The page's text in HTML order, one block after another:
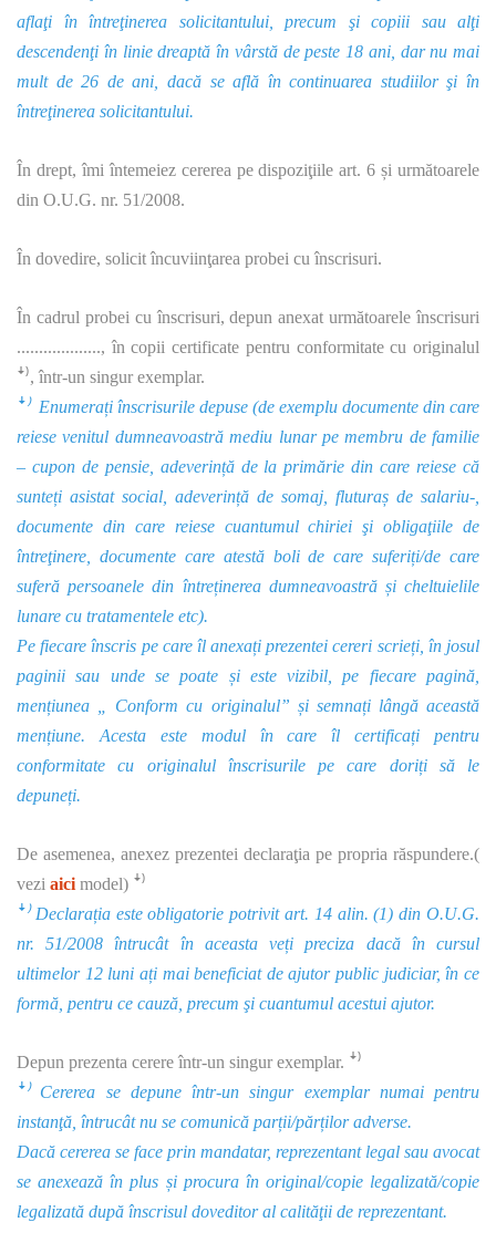
aflaţi în întreţinerea solicitantului, precum şi copiii sau alţi
descendenţi în linie dreaptă în vârstă de peste 18 ani, dar nu mai
mult de 26 de ani, dacă se află în continuarea studiilor şi în
întreţinerea solicitantului.
În drept, îmi întemeiez cererea pe dispoziţiile art. 6 și următoarele
din O.U.G. nr. 51/2008.
În dovedire, solicit încuviinţarea probei cu înscrisuri.
În cadrul probei cu înscrisuri, depun anexat următoarele înscrisuri
..................., în copii certificate pentru conformitate cu originalul
ꜜ⁾, într-un singur exemplar.
ꜜ⁾ Enumerați înscrisurile depuse (de exemplu documente din care
reiese venitul dumneavoastră mediu lunar pe membru de familie
– cupon de pensie, adeverință de la primărie din care reiese că
sunteți asistat social, adeverință de somaj, fluturaș de salariu-,
documente din care reiese cuantumul chiriei şi obligaţiile de
întreţinere, documente care atestă boli de care suferiți/de care
suferă persoanele din întreținerea dumneavoastră și cheltuielile
lunare cu tratamentele etc).
Pe fiecare înscris pe care îl anexați prezentei cereri scrieți, în josul
paginii sau unde se poate și este vizibil, pe fiecare pagină,
mențiunea „ Conform cu originalul” și semnați lângă această
mențiune. Acesta este modul în care îl certificați pentru
conformitate cu originalul înscrisurile pe care doriți să le
depuneți.
De asemenea, anexez prezentei declaraţia pe propria răspundere.(
vezi aici model) ꜜ⁾
ꜜ⁾ Declarația este obligatorie potrivit art. 14 alin. (1) din O.U.G.
nr. 51/2008 întrucât în aceasta veți preciza dacă în cursul
ultimelor 12 luni ați mai beneficiat de ajutor public judiciar, în ce
formă, pentru ce cauză, precum şi cuantumul acestui ajutor.
Depun prezenta cerere într-un singur exemplar. ꜜ⁾
ꜜ⁾ Cererea se depune într-un singur exemplar numai pentru
instanţă, întrucât nu se comunică parții/părților adverse.
Dacă cererea se face prin mandatar, reprezentant legal sau avocat
se anexează în plus și procura în original/copie legalizată/copie
legalizată după înscrisul doveditor al calităţii de reprezentant.